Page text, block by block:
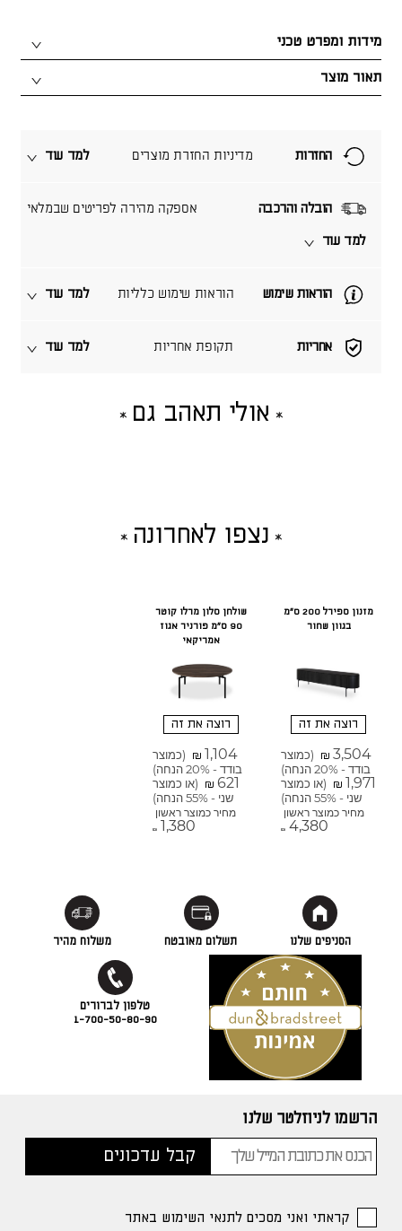
תאור מוצר
מידות ומפרט טכני
אחריות תקופת אחריות למד עוד
הוראות שימוש הוראות שימוש כלליות למד עוד
הובלה והרכבה אספקה מהירה לפריטים שבמלאי
למד עוד
החזרות מדיניות החזרת מוצרים למד עוד
אולי תאהב גם
נצפו לאחרונה
מזנון ספירל 200 ס"מ
בגוון שחור
רוצה את זה
₪ 3,504
(כמוצר
בודד - 20% הנחה)
₪ 1,971
(או כמוצר
שני - 55% הנחה)
מחיר כמוצר ראשון
₪ 4,380
שולחן סלון מרלו קוטר
90 ס"מ פורניר אגוז
אמריקאי
רוצה את זה
₪ 1,104
(כמוצר
בודד - 20% הנחה)
₪ 621
(או כמוצר
שני - 55% הנחה)
מחיר כמוצר ראשון
₪ 1,380
הסניפים שלנו תשלום מאובטח משלוח מהיר
1-700-50-80-90
הרשמו לניוזלטר שלנו
קראתי ואני מסכים לתנאי השימוש באתר